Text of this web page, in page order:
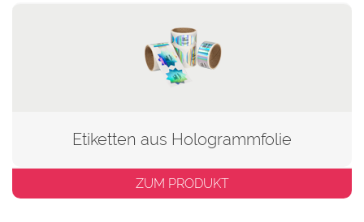
Etiketten aus Hologrammfolie
ZUM PRODUKT